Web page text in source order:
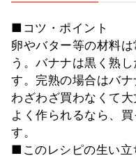
■コツ・ポイント
卵やバター等の材料
う。バナナは黒く熟
す。完熟の場合はバナ
わざわざ買わなくて
よく作られるなら、
す。
■このレシピの生い立